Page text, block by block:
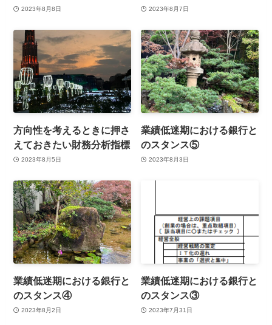
2023年8月8日 2023年8月7日
方向性を考えるときに押さ
えておきたい財務分析指標
2023年8月5日
業績低迷期における銀行と
のスタンス⑤
2023年8月3日
業績低迷期における銀行と
のスタンス④
2023年8月2日
業績低迷期における銀行と
のスタンス③
2023年7月31日